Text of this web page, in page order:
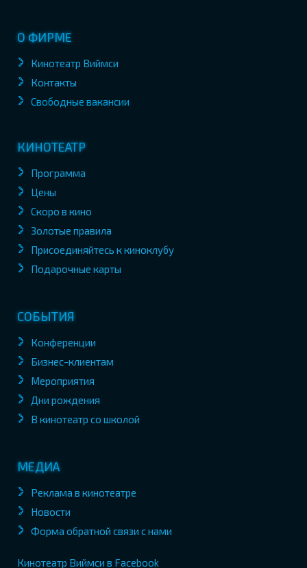
О ФИРМЕ
Кинотеатр Виймси
Контакты
Свободные вакансии
КИНОТЕАТР
Программа
Цены
Скоро в кино
Золотые правила
Присоединяйтесь к киноклубу
Подарочные карты
СОБЫТИЯ
Конференции
Бизнес-клиентам
Мероприятия
Дни рождения
В кинотеатр со школой
МЕДИА
Реклама в кинотеатре
Новости
Форма обратной связи с нами
Кинотеатр Виймси в Facebook